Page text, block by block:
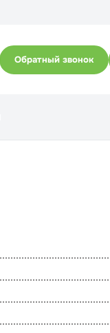
Обратный звонок